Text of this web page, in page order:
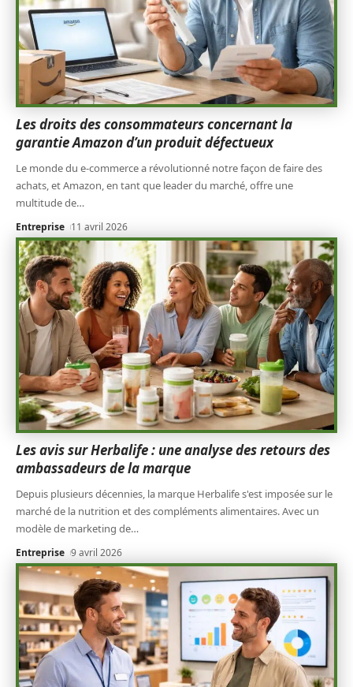
Les droits des consommateurs concernant la
garantie Amazon d’un produit défectueux
Le monde du e-commerce a révolutionné notre façon de faire des
achats, et Amazon, en tant que leader du marché, offre une
multitude de…
Entreprise 11 avril 2026
Les avis sur Herbalife : une analyse des retours des
ambassadeurs de la marque
Depuis plusieurs décennies, la marque Herbalife s'est imposée sur le
marché de la nutrition et des compléments alimentaires. Avec un
modèle de marketing de…
Entreprise 9 avril 2026